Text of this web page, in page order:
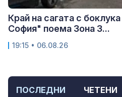
ПОСЛЕДНИ ЧЕТЕНИ
Край на сагата с
София" поема Зона 3...
19:15 • 06.08.26